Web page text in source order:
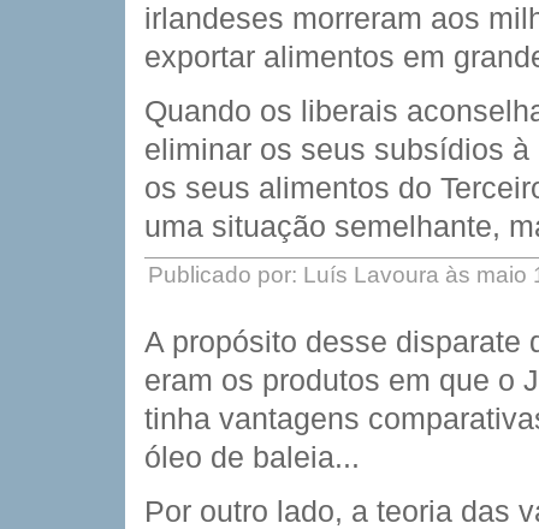
irlandeses morreram aos
exportar alimentos em
Quando os liberais
eliminar os seus subsídios
os seus alimentos do
uma situação semelhante,
Publicado por: Luís Lavoura às maio
A propósito desse disparate
eram os produtos em que o
tinha vantagens
óleo de baleia...
Por outro lado, a teoria das